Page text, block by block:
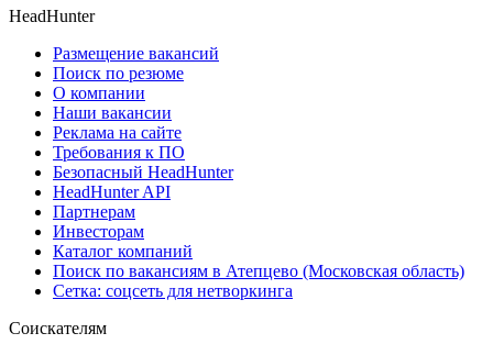
HeadHunter
Размещение вакансий
Поиск по резюме
О компании
Наши вакансии
Реклама на сайте
Требования к ПО
Безопасный HeadHunter
HeadHunter API
Партнерам
Инвесторам
Каталог компаний
Поиск по вакансиям в Атепцево (Московская область)
Сетка: соцсеть для нетворкинга
Соискателям